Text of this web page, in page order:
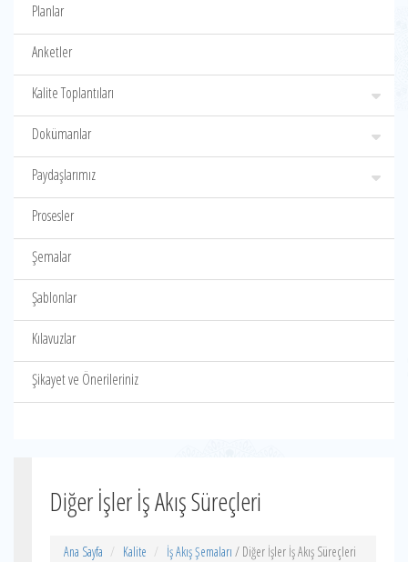
Planlar
Anketler
Kalite Toplantıları
Dokümanlar
Paydaşlarımız
Prosesler
Şemalar
Şablonlar
Kılavuzlar
Şikayet ve Önerileriniz
Diğer İşler İş Akış Süreçleri
Ana Sayfa Kalite İş Akış Şemaları / Diğer İşler İş Akış Süreçleri